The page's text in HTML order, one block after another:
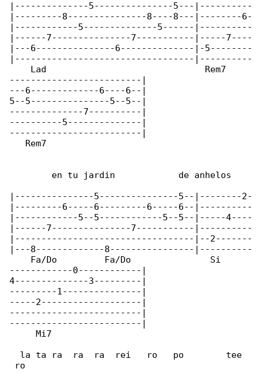
|--------------5---------------5---|----------
|---------8---------------8----8---|--------6-
|------------5--------------5------|----------
|------7---------------7-----------|-----7----
|---6---------------6--------------|-5--------
|----------------------------------|----------
    Lad		                     Rem7
-------------------------|
---6-------------6----6--|
5--5---------------5--5--|
--------------7----------|
----------5--------------|
-------------------------|
   Rem7
        en tu jardin            de anhelos
|---------------5---------------5--|--------2-
|---------6-----6---------6-----6--|----------
|------------5--5------------5--5--|-----4----
|------7---------------7-----------|----------
|----------------------------------|--2-------
|---8-------------8----------------|----------
    Fa/Do         Fa/Do               Si
------------0------------|
4--------------3---------|
---------1---------------|
-----2-------------------|
-------------------------|
-------------------------|
     Mi7
  la ta ra  ra  ra  rei   ro   po        tee
ro